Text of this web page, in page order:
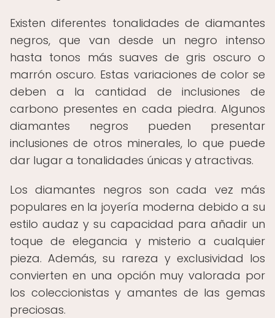
Existen diferentes tonalidades de diamantes
negros, que van desde un negro intenso
hasta tonos más suaves de gris oscuro o
marrón oscuro. Estas variaciones de color se
deben a la cantidad de inclusiones de
carbono presentes en cada piedra. Algunos
diamantes negros pueden presentar
inclusiones de otros minerales, lo que puede
dar lugar a tonalidades únicas y atractivas.
Los diamantes negros son cada vez más
populares en la joyería moderna debido a su
estilo audaz y su capacidad para añadir un
toque de elegancia y misterio a cualquier
pieza. Además, su rareza y exclusividad los
convierten en una opción muy valorada por
los coleccionistas y amantes de las gemas
preciosas.